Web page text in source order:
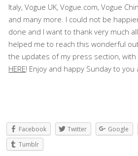
Italy, Vogue UK, Vogue.com, Vogue
and many more. I could not be
done and I want to thank very much
helped me to reach this wonderful
the updates of my press section, with
HERE! Enjoy and happy Sunday to you
Facebook Twitter Google
Tumblr